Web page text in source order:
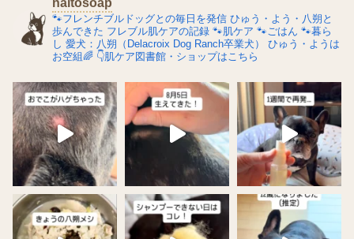
naitosoap
🐾フレンチブルドッグとの毎日を発信 ひゅう・よう・八朔と
歩んできた フレブル肌ケアの記録 🐾肌ケア 🐾ごはん 🐾暮ら
し 愛犬：八朔（Delacroix Dog Ranch卒業犬）
ひゅう・ようは
お空組🌈 👇肌ケア図書館・ショップはこちら